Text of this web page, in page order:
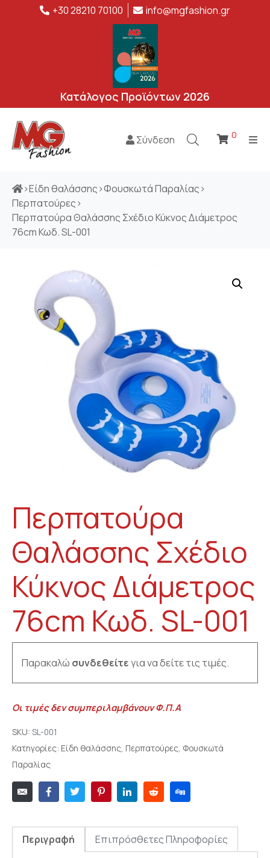
+30 28210 70100 info@mgfashion.gr
Κατάλογος Προϊόντων 2026
Σύνδεση 0
>Είδη θαλάσσης>Φουσκωτά Παραλίας>
Περπατούρες>
Περπατούρα Θαλάσσης Σχέδιο Κύκνος Διάμετρος
76cm Κωδ. SL-001
Περπατούρα
Θαλάσσης Σχέδιο
Κύκνος Διάμετρος
76cm Κωδ. SL-001
Παρακαλώ συνδεθείτεγια να δείτε τις τιμές.
Οι τιμές δεν συμπεριλαμβάνουν Φ.Π.Α
SKU: SL-001
Κατηγορίες: Είδη θαλάσσης, Περπατούρες, Φουσκωτά
Παραλίας
Περιγραφή Επιπρόσθετες Πληροφορίες